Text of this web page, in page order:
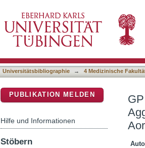
GP VI-Mediated Platelet
Wall Remodeling in
Universitätsbibliographie → 4 Medizinische
PUBLIKATION MELDEN
Hilfe und Informationen
Stöbern